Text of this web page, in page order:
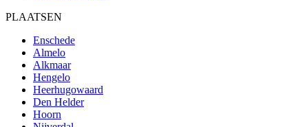
PLAATSEN
Enschede
Almelo
Alkmaar
Hengelo
Heerhugowaard
Den Helder
Hoorn